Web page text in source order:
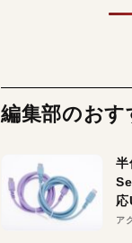
編集部のおす
半
を
ア